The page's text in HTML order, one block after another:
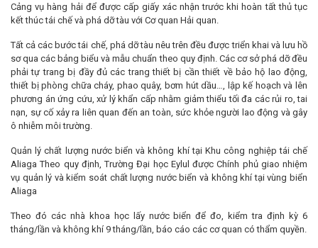
Cảng vụ hàng hải để được cấp giấy xác nhận trước khi hoàn tất thủ tục
kết thúc tái chế và phá dỡ tàu với Cơ quan Hải quan.
Tất cả các bước tái chế, phá dỡ tàu nêu trên đều được triển khai và lưu hồ
sơ qua các bảng biểu và mẫu chuẩn theo quy định. Các cơ sở phá dỡ đều
phải tự trang bị đầy đủ các trang thiết bị cần thiết về bảo hộ lao động,
thiết bị phòng chữa cháy, phao quây, bơm hút dầu…, lập kế hoạch và lên
phương án ứng cứu, xử lý khẩn cấp nhằm giảm thiểu tối đa các rủi ro, tai
nạn, sự cố xảy ra liên quan đến an toàn, sức khỏe người lao động và gây
ô nhiễm môi trường.
Quản lý chất lượng nước biển và không khí tại Khu công nghiệp tái chế
Aliaga Theo quy định, Trường Đại học Eylul được Chính phủ giao nhiệm
vụ quản lý và kiểm soát chất lượng nước biển và không khí tại vùng biển
Aliaga
Theo đó các nhà khoa học lấy nước biển để đo, kiểm tra định kỳ 6
tháng/lần và không khí 9 tháng/lần, báo cáo các cơ quan có thẩm quyền.